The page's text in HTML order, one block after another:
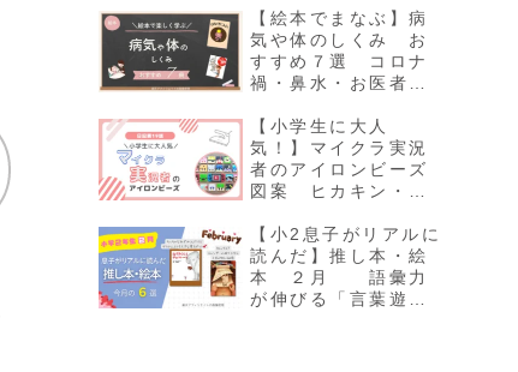
【絵本でまなぶ】病
気や体のしくみ お
すすめ７選 コロナ
禍・鼻水・お医者さ
て考える
【小学生に大人
気！】マイクラ実況
者のアイロンビーズ
図案 ヒカキン・ま
ちろぴの・ぽっぴん
ず
【小2息子がリアルに
読んだ】推し本・絵
本 ２月 語彙力
が伸びる「言葉遊